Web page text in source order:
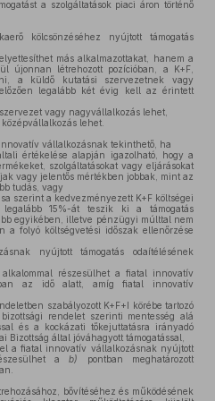
a szolgáltatások piaci áron történő
kölcsönzéséhez nyújtott támogatás
más alkalmazottakat, hanem a
újonnan létrehozott pozícióban, a K+F,
a küldő kutatási szervezetnek vagy
legalább két évig kell az érintett
vagy nagyvállalkozás lehet,
lehet.
vállalkozásnak tekinthető, ha
értékelése alapján igazolható, hogy a
szolgáltatásokat vagy eljárásokat
vagy jelentős mértékben jobbak, mint az
tudás, vagy
szerint a kedvezményezett K+F költségei
legalább 15%-át teszik ki a támogatás
egyikében, illetve pénzügyi múlttal nem
a folyó költségvetési időszak ellenőrzése
nyújtott támogatás odaítélésének
részesülhet a fiatal innovatív
az idő alatt, amíg fiatal innovatív
szabályozott K+F+I körébe tartozó
rendelet szerinti mentesség alá
és a kockázati tőkejuttatásra irányadó
Bizottság által jóváhagyott támogatással,
a fiatal innovatív vállalkozásnak nyújtott
ab)
pontban meghatározott
bővítéséhez és működésének